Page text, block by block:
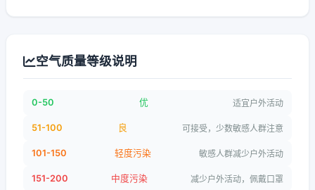
空气质量等级说明
0-50 优 适宜户外活动
51-100 良 可接受，少数敏感人群注意
101-150 轻度污染 敏感人群减少户外活动
151-200 中度污染 减少户外活动，佩戴口罩